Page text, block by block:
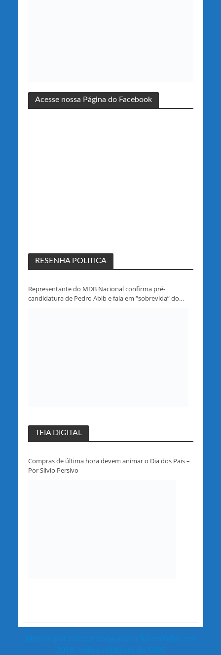
Acesse nossa Página do Facebook
RESENHA POLITICA
Representante do MDB Nacional confirma pré-
candidatura de Pedro Abib e fala em “sobrevida” do
TEIA DIGITAL
Compras de última hora devem animar o Dia dos Pais –
Por Silvio Persivo
Mortes por câncer chegarão a 9,6 milhões em
2018, indica relatório da OMS